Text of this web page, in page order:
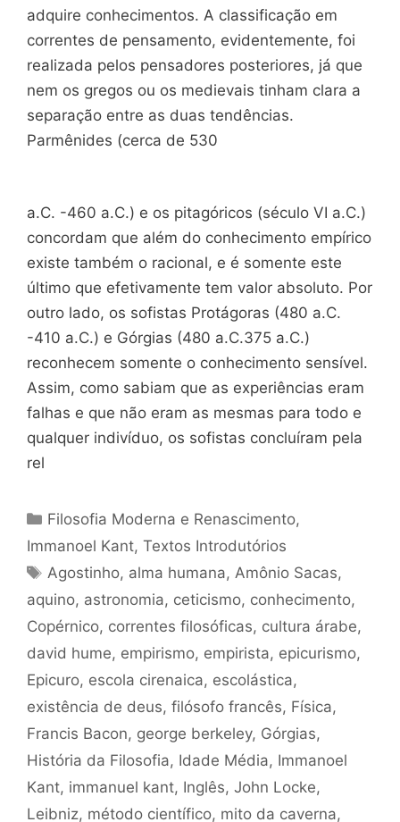
adquire conhecimentos. A classificação em
correntes de pensamento, evidentemente, foi
realizada pelos pensadores posteriores, já que
nem os gregos ou os medievais tinham clara a
separação entre as duas tendências.
Parmênides (cerca de 530
a.C. -460 a.C.) e os pitagóricos (século VI a.C.)
concordam que além do conhecimento empírico
existe também o racional, e é somente este
último que efetivamente tem valor absoluto. Por
outro lado, os sofistas Protágoras (480 a.C.
-410 a.C.) e Górgias (480 a.C.375 a.C.)
reconhecem somente o conhecimento sensível.
Assim, como sabiam que as experiências eram
falhas e que não eram as mesmas para todo e
qualquer indivíduo, os sofistas concluíram pela
rel
Categorias
Filosofia Moderna e Renascimento,
Immanoel Kant, Textos Introdutórios
Tags
Agostinho, alma humana, Amônio Sacas,
aquino, astronomia, ceticismo, conhecimento,
Copérnico, correntes filosóficas, cultura árabe,
david hume, empirismo, empirista, epicurismo,
Epicuro, escola cirenaica, escolástica,
existência de deus, filósofo francês, Física,
Francis Bacon, george berkeley, Górgias,
História da Filosofia, Idade Média, Immanoel
Kant, immanuel kant, Inglês, John Locke,
Leibniz, método científico, mito da caverna,